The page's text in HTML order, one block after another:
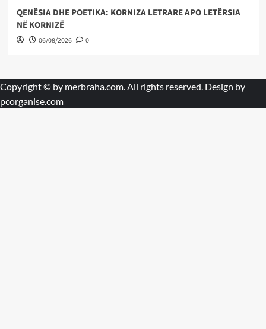
QENËSIA DHE POETIKA: KORNIZA LETRARE APO LETËRSIA
NË KORNIZË
06/08/2026 0
Copyright © by merbraha.com. All rights reserved. Design by
pcorganise.com